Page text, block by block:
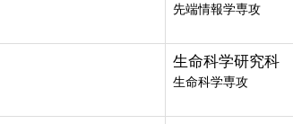
先端情報学専攻
生命科学研究科
生命科学専攻